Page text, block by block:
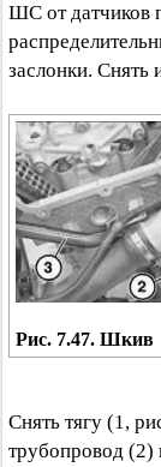
ШС от датчиков
заслонки. Снять
Рис. 7.47. Шкив
Снять тягу (1,
трубопровод (2)